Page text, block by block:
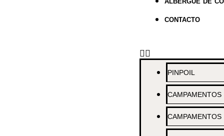
CONTACTO
PINPOIL